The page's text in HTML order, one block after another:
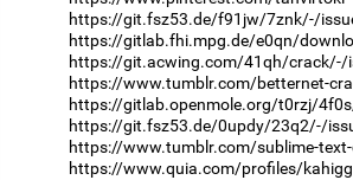
https://git.fsz53.de/f91jw/7znk/-/
https://gitlab.fhi.mpg.de/e0qn/
https://git.acwing.com/41qh/crack/-/
https://www.tumblr.com/betternet-
https://gitlab.openmole.org/t0rzj/
https://git.fsz53.de/0updy/23q2/-/
https://www.tumblr.com/sublime-
https://www.quia.com/profiles/